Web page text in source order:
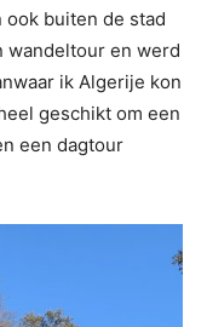
buiten de stad
wandeltour en werd
ik Algerije kon
geschikt om een
een dagtour